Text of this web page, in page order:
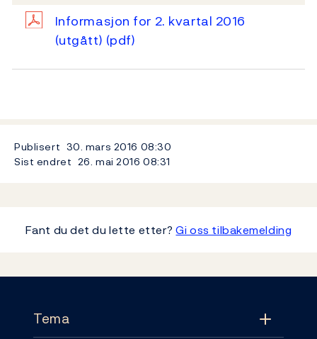
Informasjon for 2. kvartal 2016
(utgått) (pdf)
Publisert 30. mars 2016 08:30
Sist endret 26. mai 201608:31
Fant du det du lette etter?Gi oss tilbakemelding
Tema